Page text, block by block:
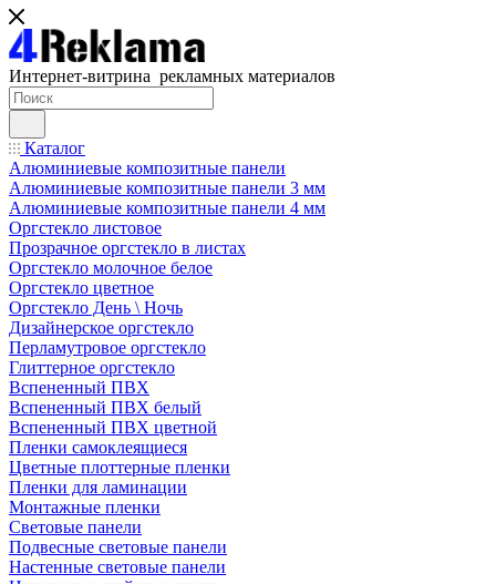
Интернет-витрина рекламных материалов
Каталог
Алюминиевые композитные панели
Алюминиевые композитные панели 3 мм
Алюминиевые композитные панели 4 мм
Оргстекло листовое
Прозрачное оргстекло в листах
Оргстекло молочное белое
Оргстекло цветное
Оргстекло День \ Ночь
Дизайнерское оргстекло
Перламутровое оргстекло
Глиттерное оргстекло
Вспененный ПВХ
Вспененный ПВХ белый
Вспененный ПВХ цветной
Пленки самоклеящиеся
Цветные плоттерные пленки
Пленки для ламинации
Монтажные пленки
Световые панели
Подвесные световые панели
Настенные световые панели